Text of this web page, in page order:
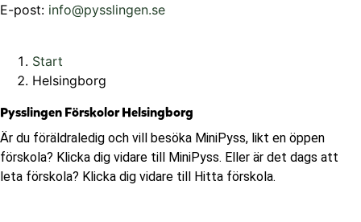
E-post: info@pysslingen.se
Start
Helsingborg
Pysslingen Förskolor Helsingborg
Är du föräldraledig och vill besöka MiniPyss, likt en öppen
förskola? Klicka dig vidare till MiniPyss. Eller är det dags att
leta förskola? Klicka dig vidare till Hitta förskola.